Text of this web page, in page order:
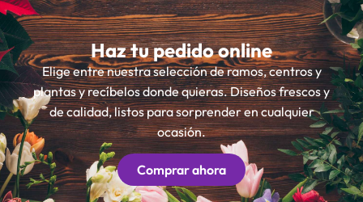
Haz tu pedido online
Elige entre nuestra selección de ramos, centros y
plantas y recíbelos donde quieras. Diseños frescos y
de calidad, listos para sorprender en cualquier
ocasión.
Comprar ahora